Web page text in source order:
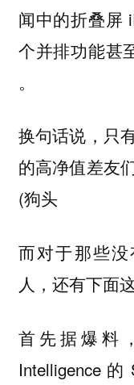
闻中的折叠屏
个并排功能甚
。
换句话说，只
的高净值差友
(狗头
而对于那些
人，还有下
首先据爆料
Intelligence